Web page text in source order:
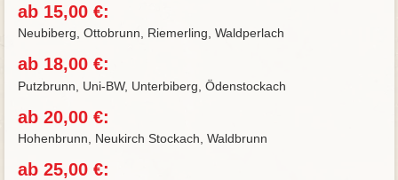
ab 15,00 €:
Neubiberg, Ottobrunn, Riemerling, Waldperlach
ab 18,00 €:
Putzbrunn, Uni-BW, Unterbiberg, Ödenstockach
ab 20,00 €:
Hohenbrunn, Neukirch Stockach, Waldbrunn
ab 25,00 €: